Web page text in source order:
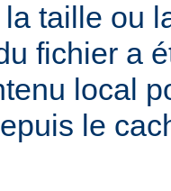
taille ou
fichier a
local
le